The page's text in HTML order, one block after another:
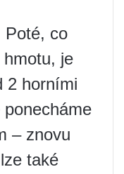
Poté, co
je
2 horními
– znovu
také